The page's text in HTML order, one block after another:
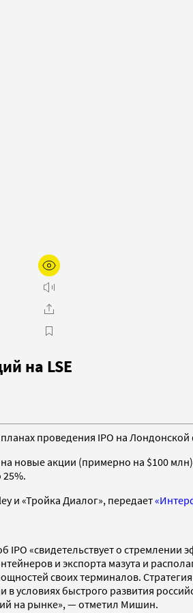
на LSE
проведения IPO на
новые акции (примерно на $100
и «Тройка Диалог», передает
IPO «свидетельствует о стремлении
и экспорта мазута и
своих терминалов.
условиях быстрого развития
на рынке», — отметил Мишин.